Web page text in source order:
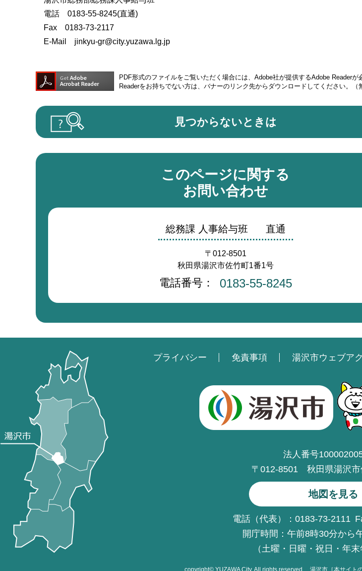
電話 0183-55-8245(直通)
Fax 0183-73-2117
E-Mail jinkyu-gr@city.yuzawa.lg.jp
PDF形式のファイルをご覧いただく場合には、Adobe社が提供するAdobe Readerが
Readerをお持ちでない方は、バナーのリンク先からダウンロードしてください。（
見つからないときは
このページに関する
お問い合わせ
総務課 人事給与班 直通
〒012-8501
秋田県湯沢市佐竹町1番1号
電話番号： 0183-55-8245
プライバシー 免責事項 湯沢市ウェブア
法人番号
〒012-8501 秋田県湯沢市
地図を見る
電話（代表）：0183-73-2111
開庁時間：午前8時30分から
（土曜・日曜・祝日・年末
copyright© YUZAWACity. All rights reserved. 湯沢市［本サイト